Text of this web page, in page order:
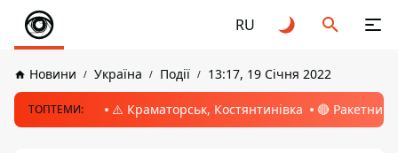
RU
Новини Україна Події 13:17, 19 Січня 2022
ТОПТЕМИ: ⚠️ Краматорськ, Костянтинівка 🔴 Ракетний